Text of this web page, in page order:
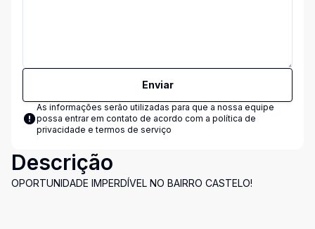
Enviar
As informações serão utilizadas para que a nossa equipe
possa entrar em contato de acordo com a política de
privacidade e termos de serviço
Descrição
OPORTUNIDADE IMPERDÍVEL NO BAIRRO CASTELO!